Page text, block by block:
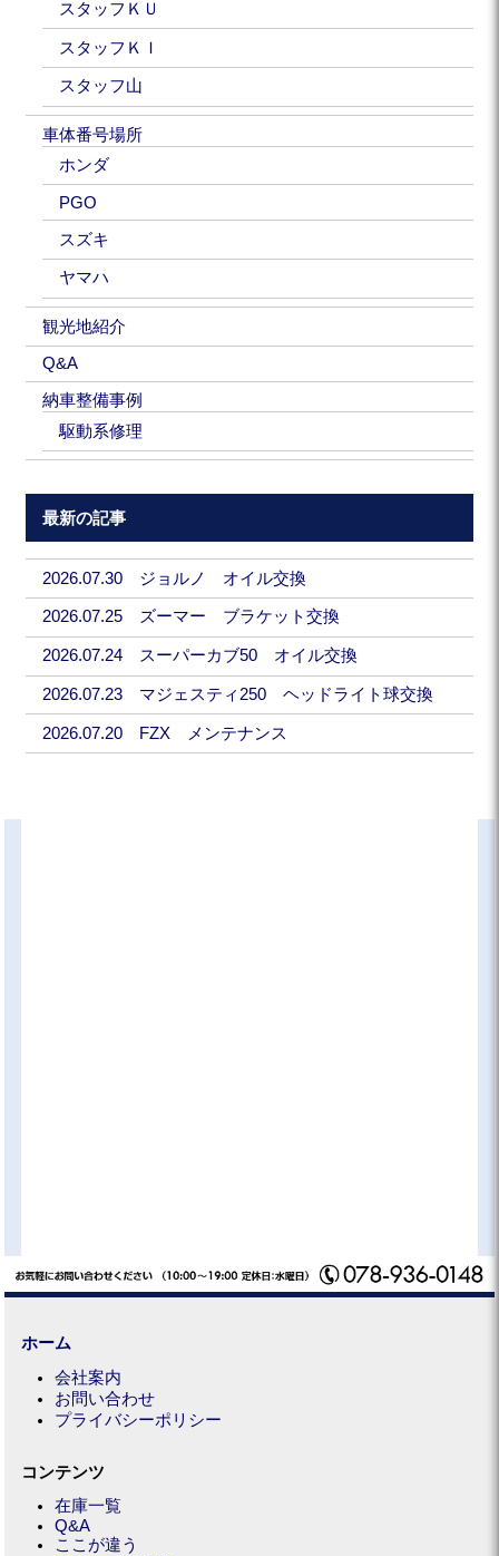
スタッフＫＵ
スタッフＫＩ
スタッフ山
車体番号場所
ホンダ
PGO
スズキ
ヤマハ
観光地紹介
Q&A
納車整備事例
駆動系修理
最新の記事
2026.07.30 ジョルノ オイル交換
2026.07.25 ズーマー ブラケット交換
2026.07.24 スーパーカブ50 オイル交換
2026.07.23 マジェスティ250 ヘッドライト球交換
2026.07.20 FZX メンテナンス
ホーム
会社案内
お問い合わせ
プライバシーポリシー
コンテンツ
在庫一覧
Q&A
ここが違う